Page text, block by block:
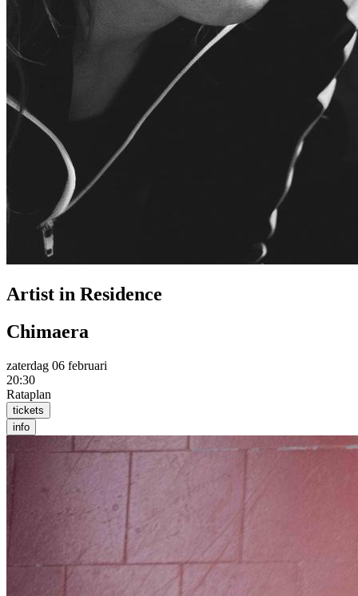
Artist in Residence
Chimaera
zaterdag 06 februari
20:30
Rataplan
tickets
info